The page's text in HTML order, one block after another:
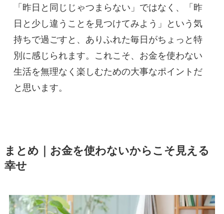
「昨日と同じじゃつまらない」ではなく、「昨
日と少し違うことを見つけてみよう」という気
持ちで過ごすと、ありふれた毎日がちょっと特
別に感じられます。これこそ、お金を使わない
生活を無理なく楽しむための大事なポイントだ
と思います。
まとめ｜お金を使わないからこそ見える
幸せ